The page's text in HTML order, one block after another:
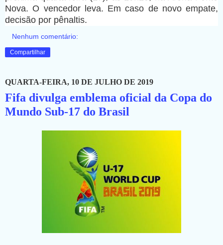
Nova. O vencedor leva. Em caso de novo empate,
decisão por pênaltis.
Nenhum comentário:
Compartilhar
QUARTA-FEIRA, 10 DE JULHO DE 2019
Fifa divulga emblema oficial da Copa do
Mundo Sub-17 do Brasil